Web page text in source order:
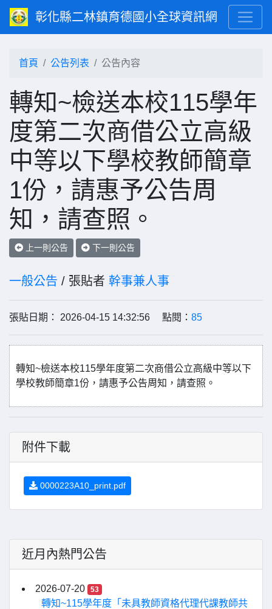
彰化縣二林鎮育德國小全球資訊網
首頁 公告列表 公告內容
轉知~檢送本校115學年
度第二次商借公立高級
中等以下學校教師簡章
1份，請惠予公告周
知，請查照。
上一則公告 下一則公告
一般公告 / 張貼者 幹事兼人事
張貼日期： 2026-04-15 14:32:56 點閱： 85
轉知~檢送本校115學年度第二次商借公立高級中等以下
學校教師簡章1份，請惠予公告周知，請查照。
附件下載
0000223A10_print.pdf
近月內熱門公告
2026-07-20 53
轉知~115學年度「未具教師資格代理代課教師共